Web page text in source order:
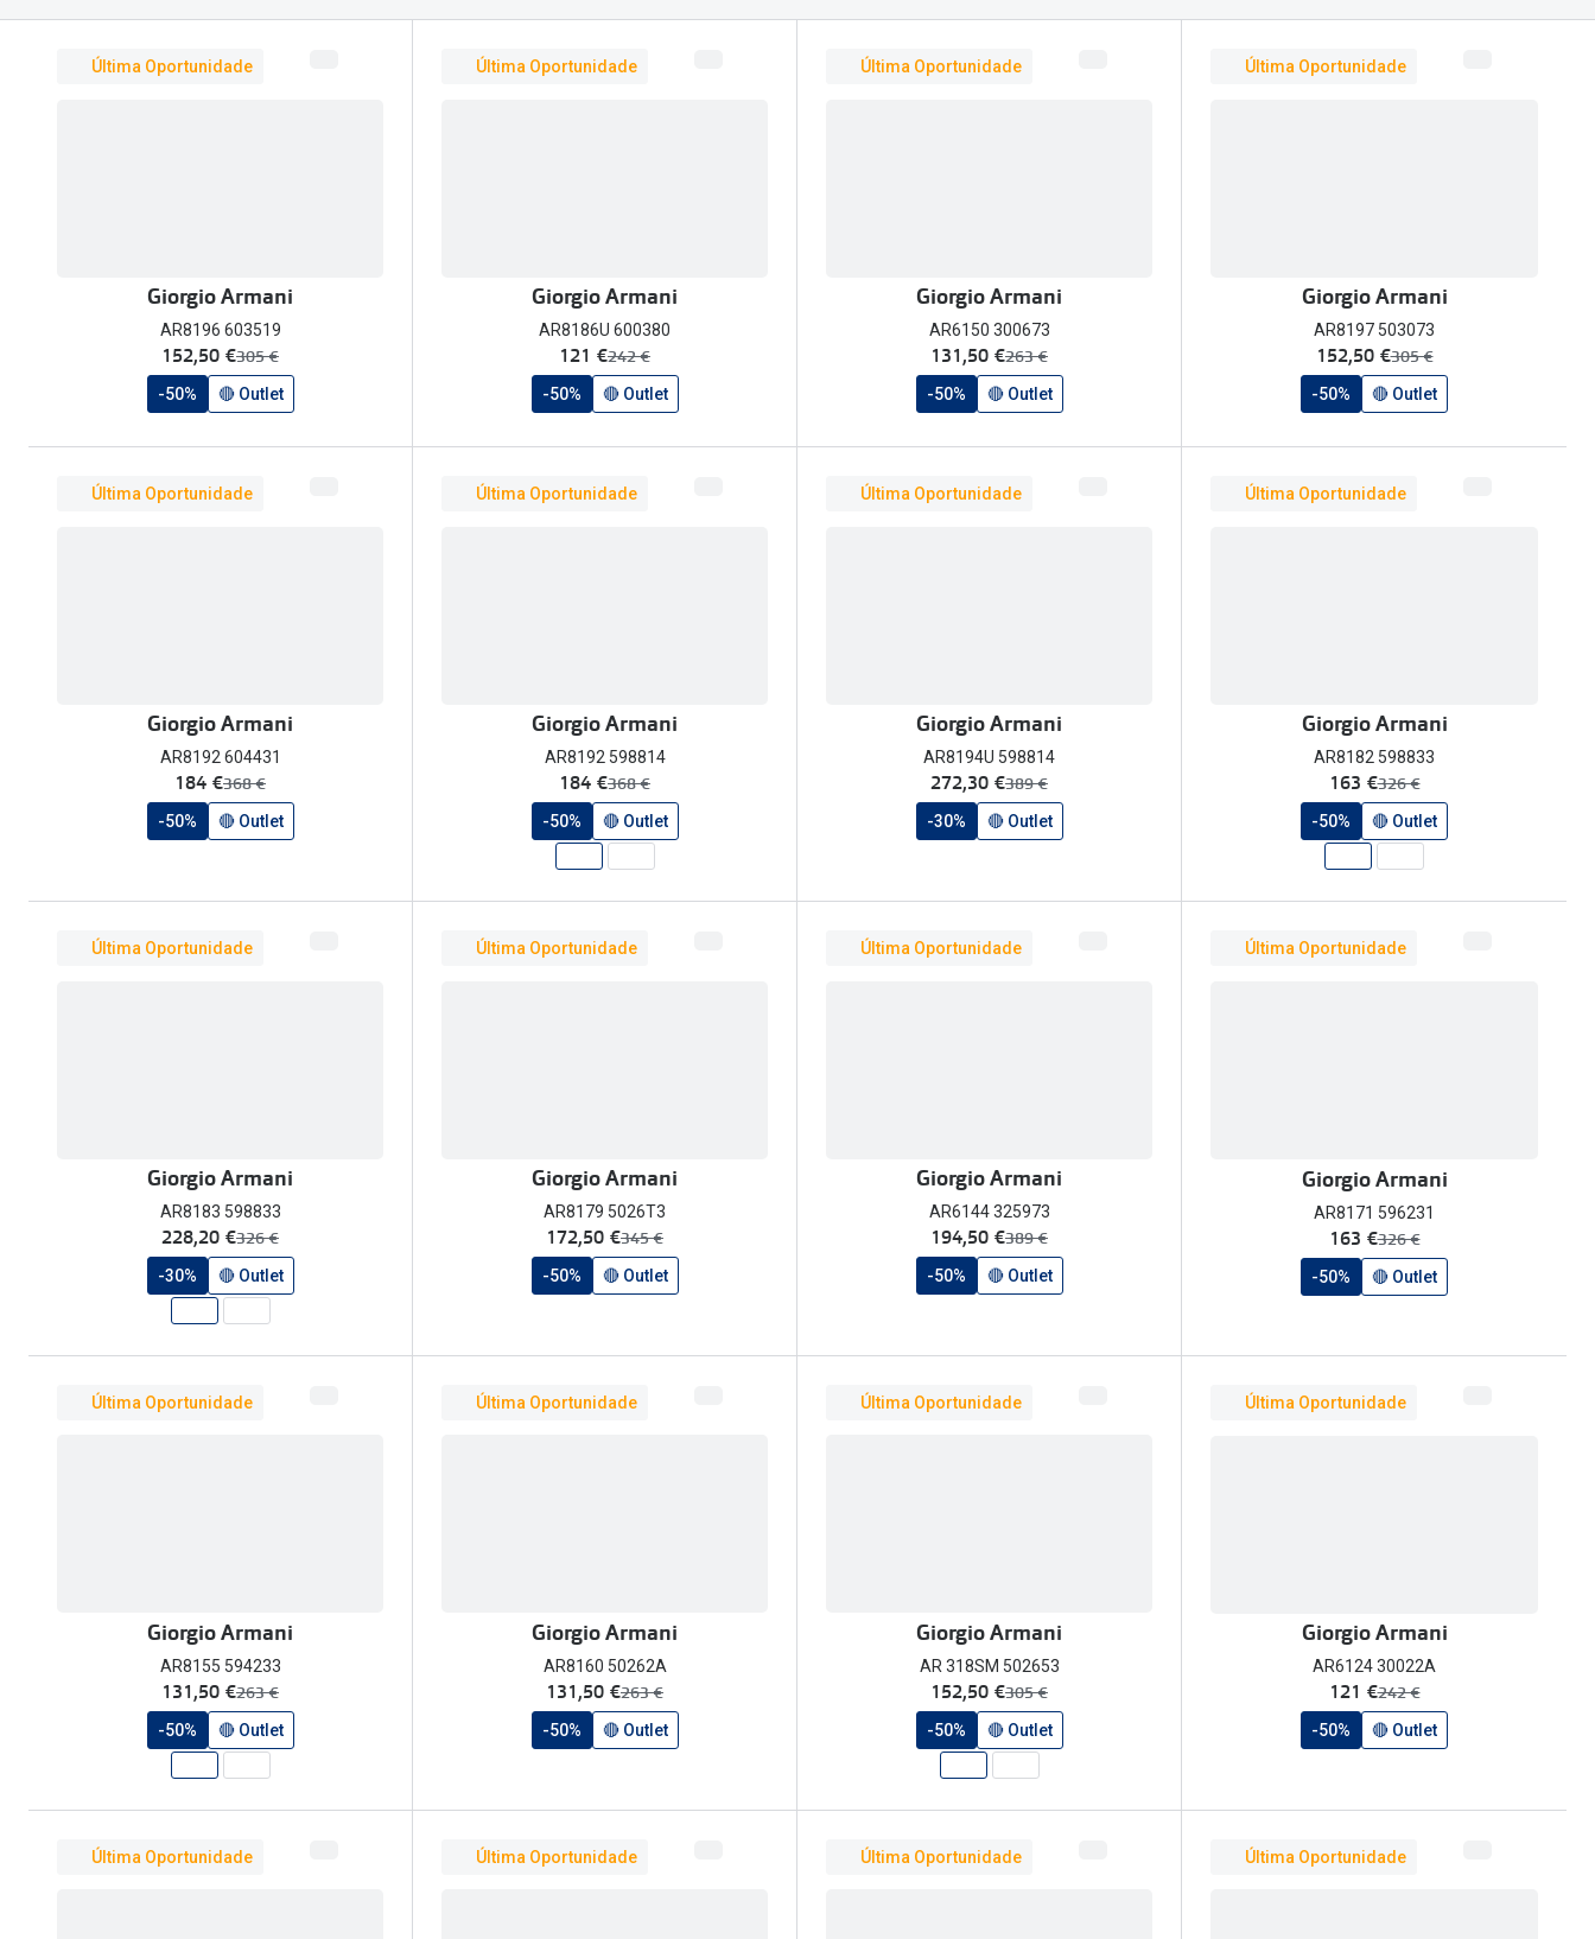
Líquidos e gotas Como funcionam os meus olhos? Olhar por todos
Ver todos os artigos
Última Oportunidade
Giorgio Armani
AR8196 603519
agora:
152,50 €era:
305 €
-50% 🔴 Outlet
Última Oportunidade
Giorgio Armani
AR8186U 600380
agora:
121 €era:
242 €
-50% 🔴 Outlet
Última Oportunidade
Giorgio Armani
AR6150 300673
agora:
131,50 €era:
263 €
-50% 🔴 Outlet
Última Oportunidade
Giorgio Armani
AR8197 503073
agora:
152,50 €era:
305 €
-50% 🔴 Outlet
Última Oportunidade
Giorgio Armani
AR8192 604431
agora:
184 €era:
368 €
-50% 🔴 Outlet
Última Oportunidade
Giorgio Armani
AR8192 598814
agora:
184 €era:
368 €
-50% 🔴 Outlet
Última Oportunidade
Giorgio Armani
AR8194U 598814
agora:
272,30 €era:
389 €
-30% 🔴 Outlet
Última Oportunidade
Giorgio Armani
AR8182 598833
agora:
163 €era:
326 €
-50% 🔴 Outlet
Última Oportunidade
Giorgio Armani
AR8183 598833
agora:
228,20 €era:
326 €
-30% 🔴 Outlet
Última Oportunidade
Giorgio Armani
AR8179 5026T3
agora:
172,50 €era:
345 €
-50% 🔴 Outlet
Última Oportunidade
Giorgio Armani
AR6144 325973
agora:
194,50 €era:
389 €
-50% 🔴 Outlet
Última Oportunidade
Giorgio Armani
AR8171 596231
agora:
163 €era:
326 €
-50% 🔴 Outlet
Última Oportunidade
Giorgio Armani
AR8155 594233
agora:
131,50 €era:
263 €
-50% 🔴 Outlet
Última Oportunidade
Giorgio Armani
AR8160 50262A
agora:
131,50 €era:
263 €
-50% 🔴 Outlet
Última Oportunidade
Giorgio Armani
AR 318SM 502653
agora:
152,50 €era:
305 €
-50% 🔴 Outlet
Última Oportunidade
Giorgio Armani
AR6124 30022A
agora:
121 €era:
242 €
-50% 🔴 Outlet
Última Oportunidade Última Oportunidade Última Oportunidade Última Oportunidade